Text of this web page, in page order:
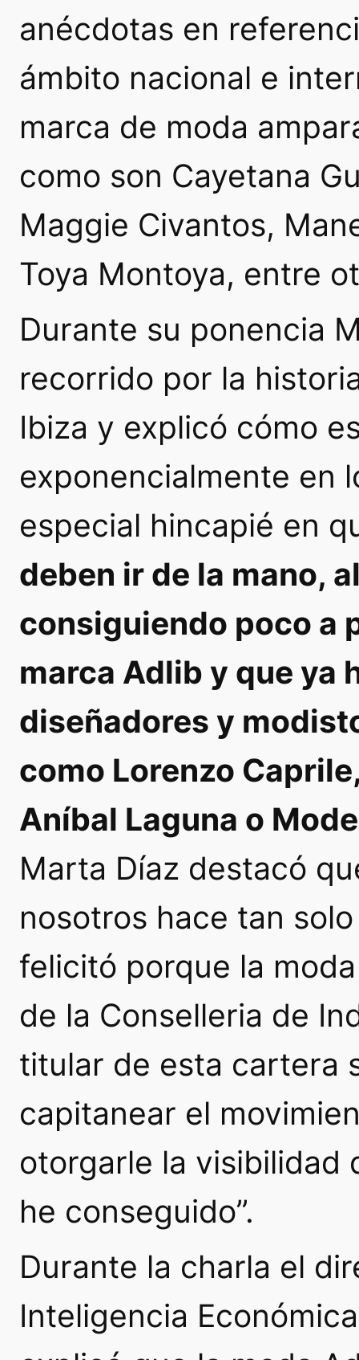
anécdotas en
ámbito nacional e
marca de moda
como son Cayetana
Maggie Civantos,
Toya Montoya, entre
Durante su ponencia
recorrido por la
Ibiza y explicó cómo
exponencialmente en
especial hincapié en
deben ir de la mano,
consiguiendo poco a
marca Adlib y que ya
diseñadores y
como Lorenzo
Aníbal Laguna o
Marta Díaz destacó
nosotros hace tan
felicitó porque la
de la Conselleria de
titular de esta cartera
capitanear el
otorgarle la visibilidad
he conseguido”.
Durante la charla el
Inteligencia